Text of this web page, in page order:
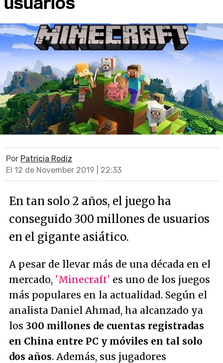
Por Patricia Rodiz
El 12 de November 2019 | 22:33
En tan solo 2 años, el juego ha
conseguido 300 millones de usuarios
en el gigante asiático.
A pesar de llevar más de una década en el
mercado, 'Minecraft' es uno de los juegos
más populares en la actualidad. Según el
analista Daniel Ahmad, ha alcanzado ya
los 300 millones de cuentas registradas
en China entre PC y móviles en tal solo
dos años. Además, sus jugadores